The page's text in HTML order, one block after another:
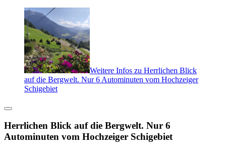
Weitere Infos zu Herrlichen Blick
auf die Bergwelt. Nur 6 Autominuten vom Hochzeiger
Schigebiet
Herrlichen Blick auf die Bergwelt. Nur 6
Autominuten vom Hochzeiger Schigebiet